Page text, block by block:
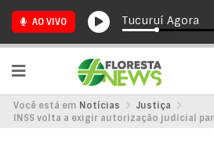
AO VIVO Tucuruí Agora
Você está em Notícias
Justiça
INSS volta a exigir autorização judicial